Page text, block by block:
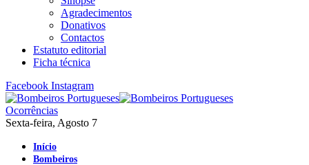
Agradecimentos
Donativos
Contactos
Estatuto editorial
Ficha técnica
Facebook Instagram
Ocorrências
Sexta-feira, Agosto 7
Início
Bombeiros